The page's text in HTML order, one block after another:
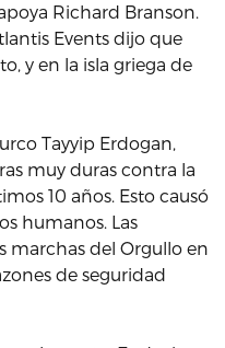
Richard Branson.
Events dijo que
y en la isla griega de
Tayyip Erdogan,
muy duras contra la
10 años. Esto causó
humanos. Las
marchas del Orgullo en
de seguridad